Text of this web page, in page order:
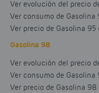
Ver evolución del precio
Ver consumo de Gasolina
Ver precio de Gasolina 95
Gasolina 98
Ver evolución del precio
Ver consumo de
Ver precio de Gasolina